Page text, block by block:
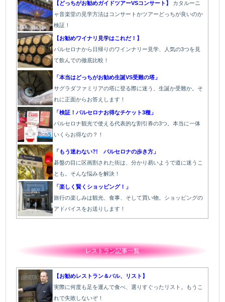
【どっちがお勧めガイドツアーVSコンサート】
カタルーニ
ャ音楽堂の見学方法はコンサートかツアーどっちが良いのか
検証！
【お勧めワイナリ見学はこれだ！】
バルセロナから日帰りのワインナリー見学、人気の3つを見
て飲んでの徹底比較！
「本当はどっちがお勧め生誕VS受難の塔」
サグラダファミリアの塔に登る際に迷う、生誕か受難か。そ
れに正面からお答えします！
「検証！バルセロナお得なチケット3種」
バルセロナ観光で使える代表的な割引券の3つ。本当に一体
いくらお得なの？！
「もう迷わない?! バルセロナの歩き方」
碁盤の目に区画割された街は、分かり易いようで道に迷うこ
とも。そんな悩みを解決！
「楽しく賢くショッピング！」
旅行の楽しみは観光、食事、そして買い物。ショッピングの
アドバイスをお送りします！
レストラン記事一覧
【お勧めレストラン＆バル、リスト】
実際に何度も足を運んで食べ、選りすぐったリスト。もうこ
れで失敗しないぞ！